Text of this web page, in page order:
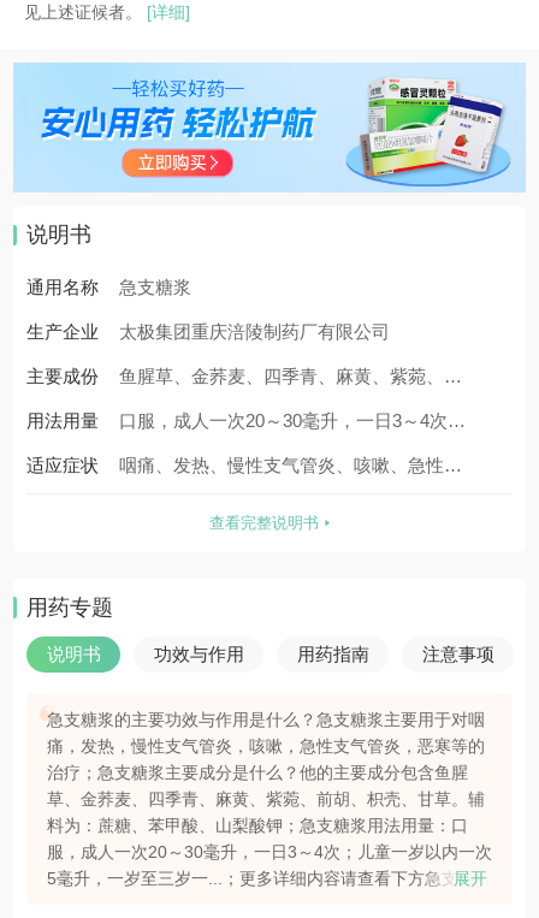
见上述证候者。
[详细]
说明书
通用名称 急支糖浆
生产企业 太极集团重庆涪陵制药厂有限公司
主要成份 鱼腥草、金荞麦、四季青、麻黄、紫菀、前
胡、枳壳、甘草。辅料为：蔗糖、苯甲酸、
山梨酸钾。
用法用量 口服，成人一次20～30毫升，一日3～4次；
儿童一岁以内一次5毫升，一岁至三岁一...
适应症状 咽痛、发热、慢性支气管炎、咳嗽、急性支
查看完整说明书
用药专题
说明书 功效与作用 用药指南 注意事项
急支糖浆的主要功效与作用是什么？急支糖浆主要用于对咽
痛，发热，慢性支气管炎，咳嗽，急性支气管炎，恶寒等的
治疗；急支糖浆主要成分是什么？他的主要成分包含鱼腥
草、金荞麦、四季青、麻黄、紫菀、前胡、枳壳、甘草。辅
料为：蔗糖、苯甲酸、山梨酸钾；急支糖浆用法用量：口
服，成人一次20～30毫升，一日3～4次；儿童一岁以内一次
5毫升，一岁至三岁一...；更多详细内容请查看下方急支糖浆
展开